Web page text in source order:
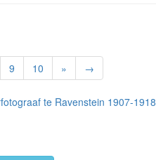
9 10 » →
te Ravenstein 1907-1918